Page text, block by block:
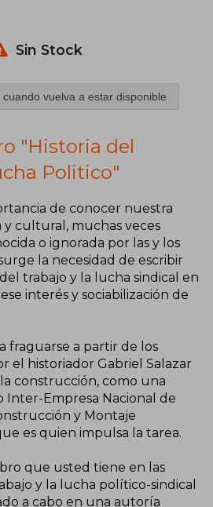
Sin Stock
vuelva a estar disponible
"Historia del
Politico"
de conocer nuestra
y cultural, muchas veces
o ignorada por las y los
la necesidad de escribir
trabajo y la lucha sindical en
interés y sociabilización de
fraguarse a partir de los
el historiador Gabriel Salazar
construcción, como una
Inter-Empresa Nacional de
y Montaje
es quien impulsa la tarea.
que usted tiene en las
y la lucha político-sindical
a cabo en una autoría